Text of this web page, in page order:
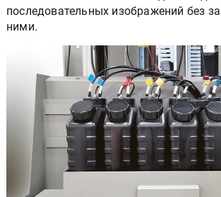
последовательных изображений без
ними.